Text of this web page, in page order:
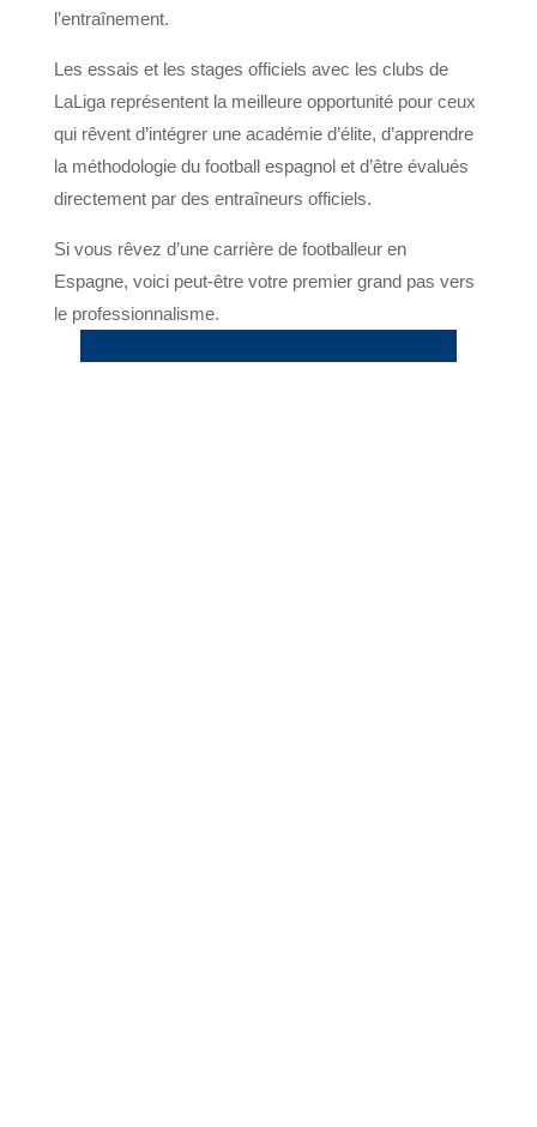
l’entraînement.
Les essais et les stages officiels avec les clubs de
LaLiga représentent la meilleure opportunité pour ceux
qui rêvent d’intégrer une académie d’élite, d’apprendre
la méthodologie du football espagnol et d’être évalués
directement par des entraîneurs officiels.
Si vous rêvez d’une carrière de footballeur en
Espagne, voici peut-être votre premier grand pas vers
le professionnalisme.